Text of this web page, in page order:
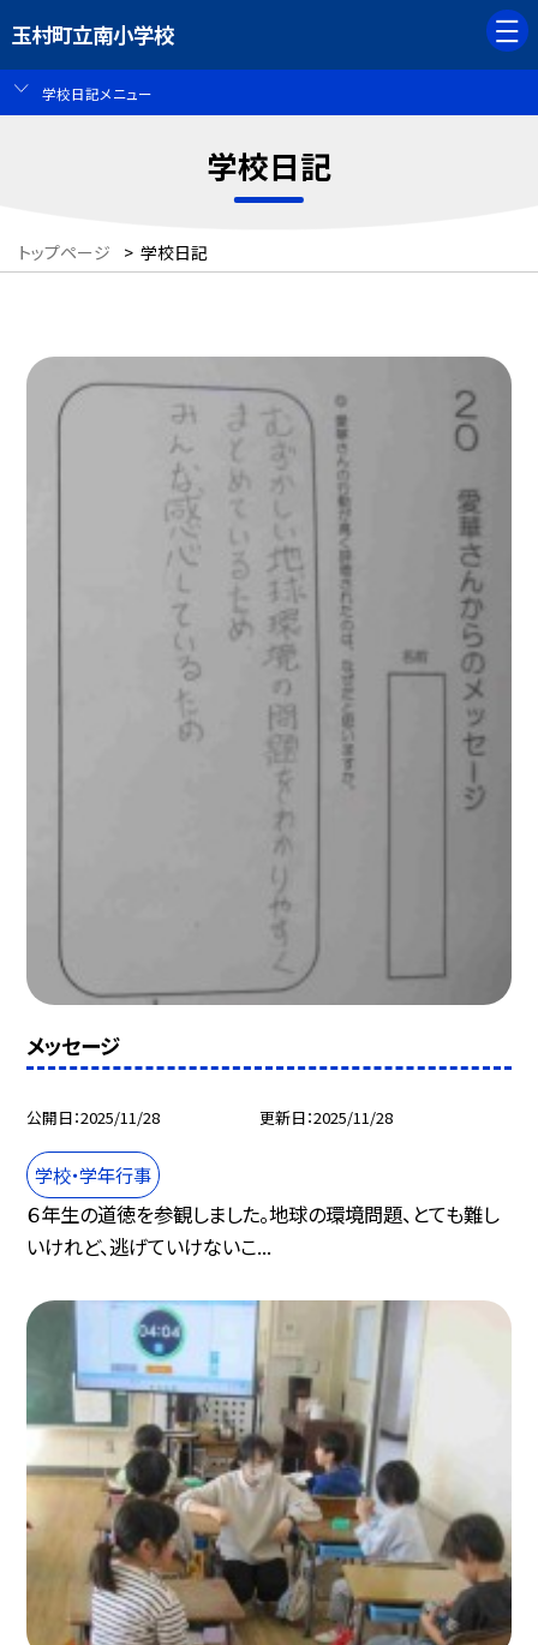
玉村町立南小学校
学校日記メニュー
学校日記
トップページ > 学校日記
メッセージ
公開日 2025/11/28 更新日 2025/11/28
学校・学年行事
６年生の道徳を参観しました。地球の環境問題、とても難し
いけれど、逃げていけないこ...